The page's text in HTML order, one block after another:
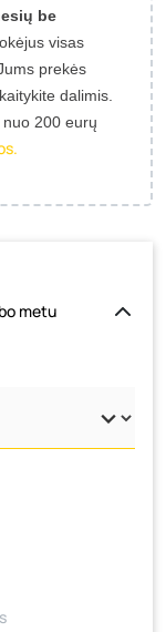
be
visas
prekės
dalimis.
200 eurų
metu